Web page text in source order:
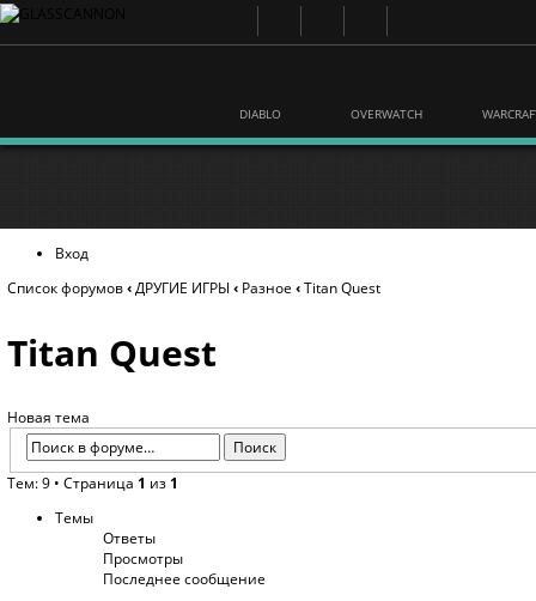
DIABLO OVERWATCH
Вход
Список форумов‹ДРУГИЕ ИГРЫ ‹ Разное ‹Titan Quest
Titan Quest
Новая тема
Тем: 9 • Страница 1 из 1
Темы
Ответы
Просмотры
Последнее сообщение